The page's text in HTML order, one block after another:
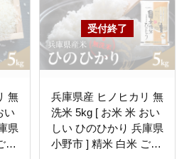
無
い
県
飯
兵庫県産 ヒノヒカリ 無
洗米 5kg [ お米 米 おい
しい ひのひかり 兵庫県
小野市 ] 精米 白米 ご飯